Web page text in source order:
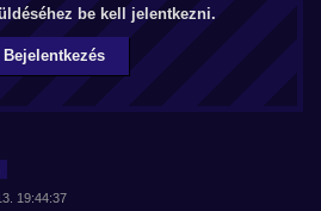
be kell jelentkezni.
Bejelentkezés
19:44:37